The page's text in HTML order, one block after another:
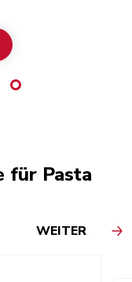
für Pasta
WEITER